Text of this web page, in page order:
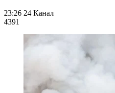
23:26 24 Канал
4391